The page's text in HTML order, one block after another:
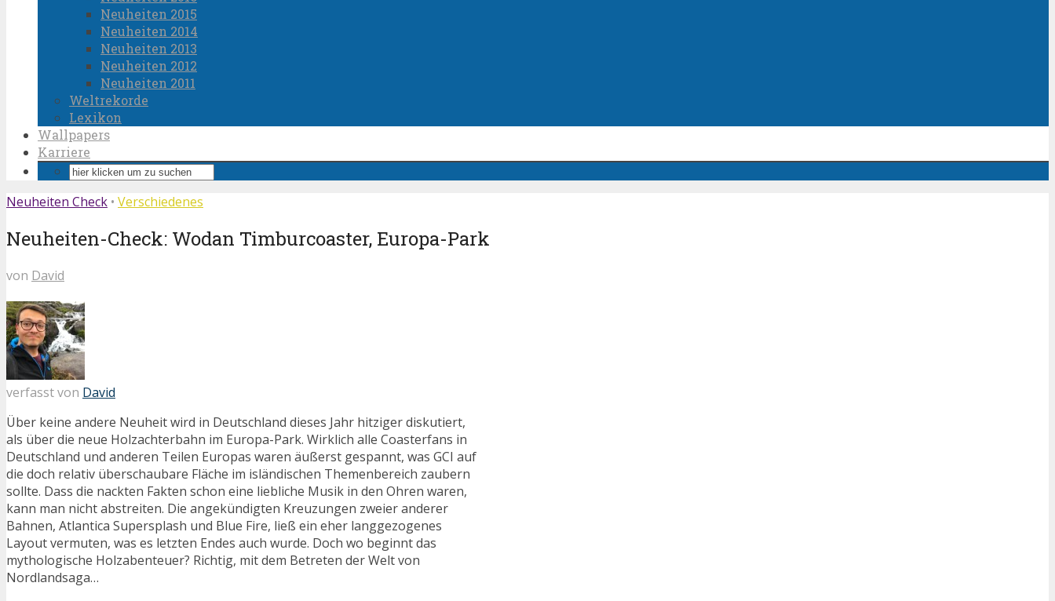
Neuheiten 2015
Neuheiten 2014
Neuheiten 2013
Neuheiten 2012
Neuheiten 2011
Weltrekorde
Lexikon
Wallpapers
Karriere
Neuheiten Check • Verschiedenes
Neuheiten-Check: Wodan Timburcoaster, Europa-Park
von David
verfasst von David
Über keine andere Neuheit wird in Deutschland dieses Jahr hitziger diskutiert,
als über die neue Holzachterbahn im Europa-Park. Wirklich alle Coasterfans in
Deutschland und anderen Teilen Europas waren äußerst gespannt, was GCI auf
die doch relativ überschaubare Fläche im isländischen Themenbereich zaubern
sollte. Dass die nackten Fakten schon eine liebliche Musik in den Ohren waren,
kann man nicht abstreiten. Die angekündigten Kreuzungen zweier anderer
Bahnen, Atlantica Supersplash und Blue Fire, ließ ein eher langgezogenes
Layout vermuten, was es letzten Endes auch wurde. Doch wo beginnt das
mythologische Holzabenteuer? Richtig, mit dem Betreten der Welt von
Nordlandsaga…